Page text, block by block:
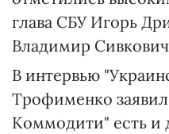
глава СБУ Игорь
Владимир
В интервью
Трофименко
Коммодити" есть и